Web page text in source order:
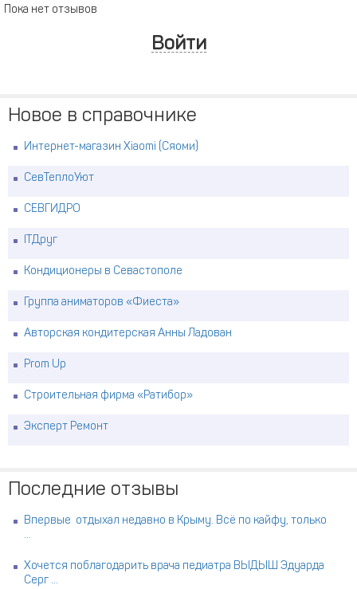
Пока нет отзывов
Войти
Новое в справочнике
Интернет-магазин Xiaomi (Сяоми)
СевТеплоУют
СЕВГИДРО
ITДруг
Кондиционеры в Севастополе
Группа аниматоров «Фиеста»
Авторская кондитерская Анны Ладован
Prom Up
Строительная фирма «Ратибор»
Эксперт Ремонт
Последние отзывы
Впервые отдыхал недавно в Крыму. Всё по кайфу, только
...
Хочется поблагодарить врача педиатра ВЫДЫШ Эдуарда
Серг ...